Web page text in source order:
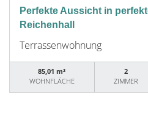
Perfekte Aussicht in
Reichenhall
Terrassenwohnung
85,01 m²
WOHNFLÄCHE
2
ZIMMER